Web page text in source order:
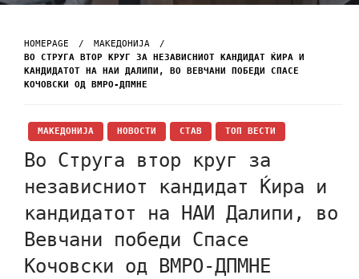
HOMEPAGE
МАКЕДОНИЈА
ВО СТРУГА ВТОР КРУГ ЗА НЕЗАВИСНИОТ КАНДИДАТ ЌИРА И
КАНДИДАТОТ НА НАИ ДАЛИПИ, ВО ВЕВЧАНИ ПОБЕДИ СПАСЕ
КОЧОВСКИ ОД ВМРО-ДПМНЕ
МАКЕДОНИЈА НОВОСТИ СТАВ ТОП ВЕСТИ
Во Струга втор круг за
независниот кандидат Ќира и
кандидатот на НАИ Далипи, во
Вевчани победи Спасе
Кочовски од ВМРО-ДПМНЕ